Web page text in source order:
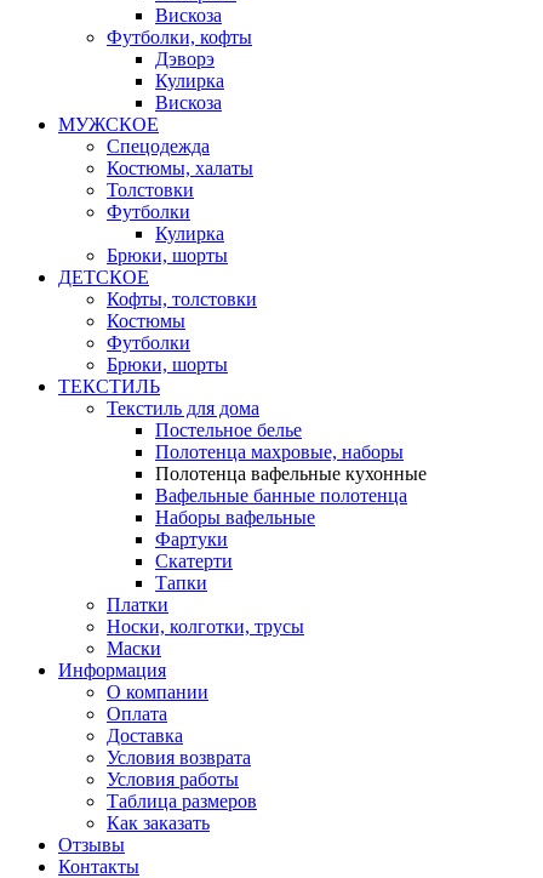
Вискоза
Футболки, кофты
Дэворэ
Кулирка
Вискоза
МУЖСКОЕ
Спецодежда
Костюмы, халаты
Толстовки
Футболки
Кулирка
Брюки, шорты
ДЕТСКОЕ
Кофты, толстовки
Костюмы
Футболки
Брюки, шорты
ТЕКСТИЛЬ
Текстиль для дома
Постельное белье
Полотенца махровые, наборы
Полотенца вафельные кухонные
Вафельные банные полотенца
Наборы вафельные
Фартуки
Скатерти
Тапки
Платки
Носки, колготки, трусы
Маски
Информация
О компании
Оплата
Доставка
Условия возврата
Условия работы
Таблица размеров
Как заказать
Отзывы
Контакты